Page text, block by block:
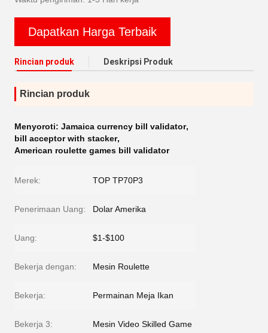
Dapatkan Harga Terbaik
Rincian produk Deskripsi Produk
Rincian produk
Menyoroti: Jamaica currency bill validator,
bill acceptor with stacker,
American roulette games bill validator
Merek: TOP TP70P3
Penerimaan Uang: Dolar Amerika
Uang: $1-$100
Bekerja dengan: Mesin Roulette
Bekerja: Permainan Meja Ikan
Bekerja 3: Mesin Video Skilled Game